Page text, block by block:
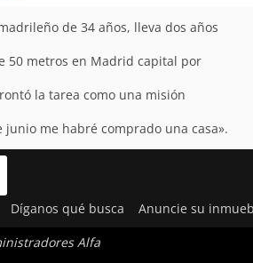
de 34 años, lleva dos años
50 metros en Madrid capital por
la tarea como una misión
junio me habré comprado una casa».
Díganos qué busca Anuncie su
Alfa